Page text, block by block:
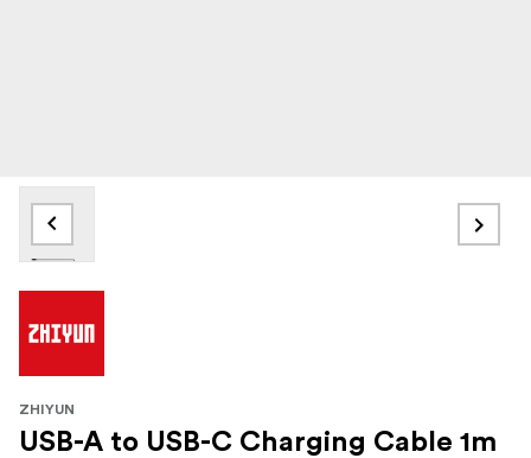
ZHIYUN
USB-A to USB-C Charging Cable 1m